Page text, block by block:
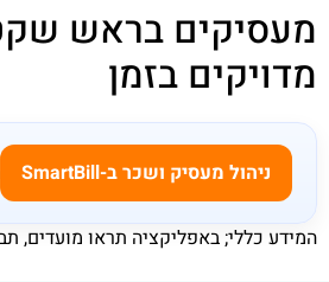
מעסיקים בראש
מדויקים בזמן
ניהול מעסיק ושכר ב-SmartBill
המידע כללי; באפליקציה תראו מועדים,